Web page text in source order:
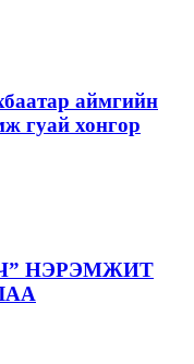
аймгийн
гуай хонгор
НЭРЭМЖИТ